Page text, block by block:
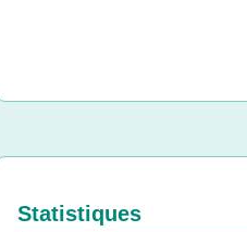
Statistiques